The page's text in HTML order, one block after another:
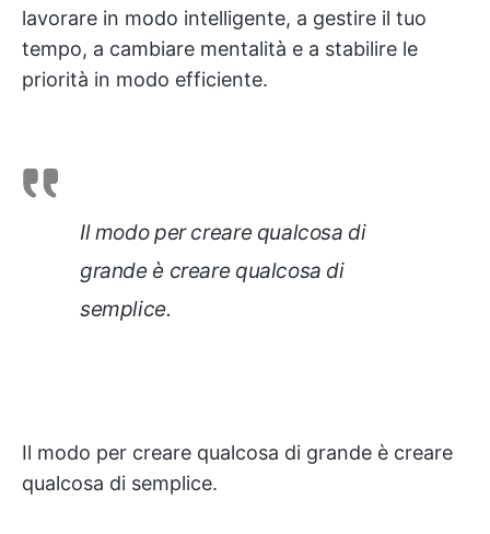
lavorare in modo intelligente, a gestire il tuo
tempo, a cambiare mentalità e a stabilire le
priorità in modo efficiente.
Il modo per creare qualcosa di
grande è creare qualcosa di
semplice.
Il modo per creare qualcosa di grande è creare
qualcosa di semplice.